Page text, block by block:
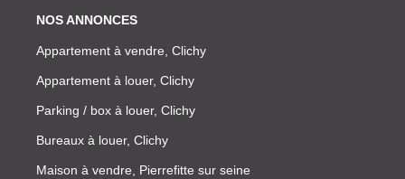
NOS ANNONCES
Appartement à vendre, Clichy
Appartement à louer, Clichy
Parking / box à louer, Clichy
Bureaux à louer, Clichy
Maison à vendre, Pierrefitte sur seine